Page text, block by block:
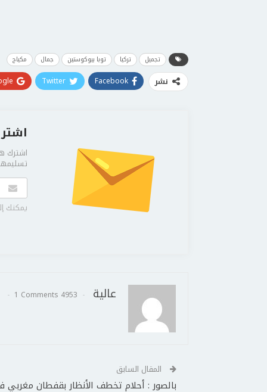
تجميل تركيا توبا بيوكوستين جمال مكياج
نشر Facebook
Twitter
اشترك
يمكنك
عالية 4953 Posts
1 Comments
المقال السابق
بالصور : أحلام تخطف الأنظار بقفطان مغربي